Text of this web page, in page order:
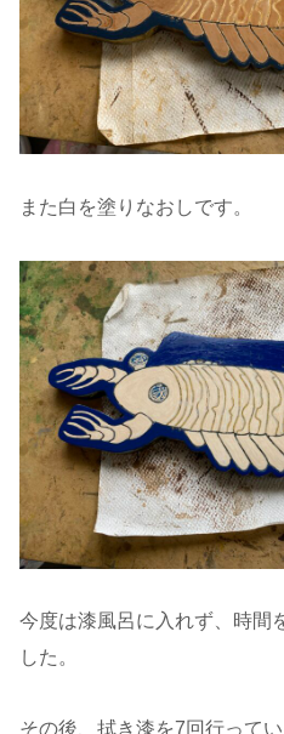
また白を塗りなおしです。
今度は漆風呂に入れず、時間
した。
その後、拭き漆を7回行って